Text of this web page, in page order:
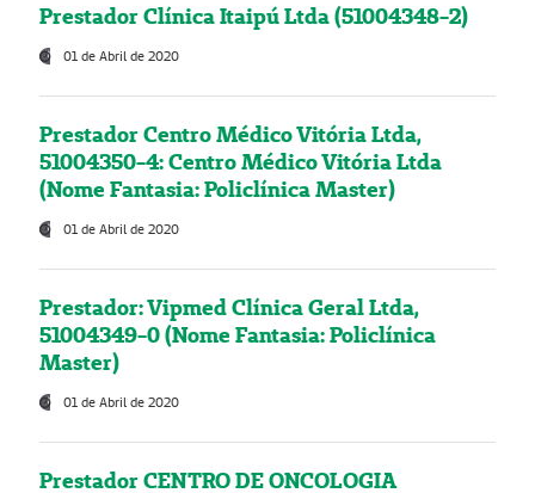
Prestador Clínica Itaipú Ltda (51004348-2)
01 de Abril de 2020
Prestador Centro Médico Vitória Ltda,
51004350-4: Centro Médico Vitória Ltda
(Nome Fantasia: Policlínica Master)
01 de Abril de 2020
Prestador: Vipmed Clínica Geral Ltda,
51004349-0 (Nome Fantasia: Policlínica
Master)
01 de Abril de 2020
Prestador CENTRO DE ONCOLOGIA